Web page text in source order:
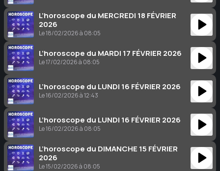
L’horoscope du MERCREDI 18 FÉVRIER
2026
Le 18/02/2026 à 08:05
L’horoscope du MARDI 17 FÉVRIER 2026
Le 17/02/2026 à 08:05
L’horoscope du LUNDI 16 FÉVRIER 2026
Le 16/02/2026 à 12:43
L’horoscope du LUNDI 16 FÉVRIER 2026
Le 16/02/2026 à 08:05
L’horoscope du DIMANCHE 15 FÉVRIER
2026
Le 15/02/2026 à 08:05